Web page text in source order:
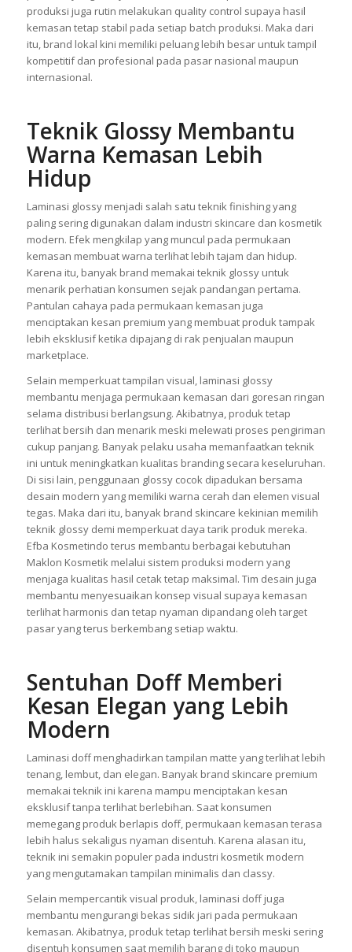
citra brand secara keseluruhan. Efba Kosmetindo terus
membantu berbagai usaha berkembang melalui layanan
produksi yang menyesuaikan kebutuhan pasar modern. Tim
produksi juga rutin melakukan quality control supaya hasil
kemasan tetap stabil pada setiap batch produksi. Maka dari
internasional.
Teknik Glossy Membantu
Warna Kemasan Lebih
Hidup
Laminasi glossy menjadi salah satu teknik finishing yang
paling sering digunakan dalam industri skincare dan kosmetik
modern. Efek mengkilap yang muncul pada permukaan
kemasan membuat warna terlihat lebih tajam dan hidup.
Karena itu, banyak brand memakai teknik glossy untuk
menarik perhatian konsumen sejak pandangan pertama.
Pantulan cahaya pada permukaan kemasan juga
lebih eksklusif ketika dipajang di rak penjualan maupun
marketplace.
Selain memperkuat tampilan visual, laminasi glossy
membantu menjaga permukaan kemasan dari goresan ringan
selama distribusi berlangsung. Akibatnya, produk tetap
terlihat bersih dan menarik meski melewati proses pengiriman
cukup panjang. Banyak pelaku usaha memanfaatkan teknik
ini untuk meningkatkan kualitas branding secara keseluruhan.
Di sisi lain, penggunaan glossy cocok dipadukan bersama
desain modern yang memiliki warna cerah dan elemen visual
tegas. Maka dari itu, banyak brand skincare kekinian memilih
teknik glossy demi memperkuat daya tarik produk mereka.
Efba Kosmetindo terus membantu berbagai kebutuhan
Maklon Kosmetik melalui sistem produksi modern yang
menjaga kualitas hasil cetak tetap maksimal. Tim desain juga
pasar yang terus berkembang setiap waktu.
Sentuhan Doff Memberi
Kesan Elegan yang Lebih
Modern
Laminasi doff menghadirkan tampilan matte yang terlihat lebih
tenang, lembut, dan elegan. Banyak brand skincare premium
memakai teknik ini karena mampu menciptakan kesan
eksklusif tanpa terlihat berlebihan. Saat konsumen
memegang produk berlapis doff, permukaan kemasan terasa
teknik ini semakin populer pada industri kosmetik modern
yang mengutamakan tampilan minimalis dan classy.
Selain mempercantik visual produk, laminasi doff juga